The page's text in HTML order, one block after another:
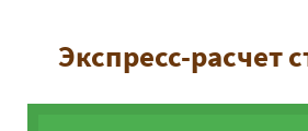
Экспресс-расчет